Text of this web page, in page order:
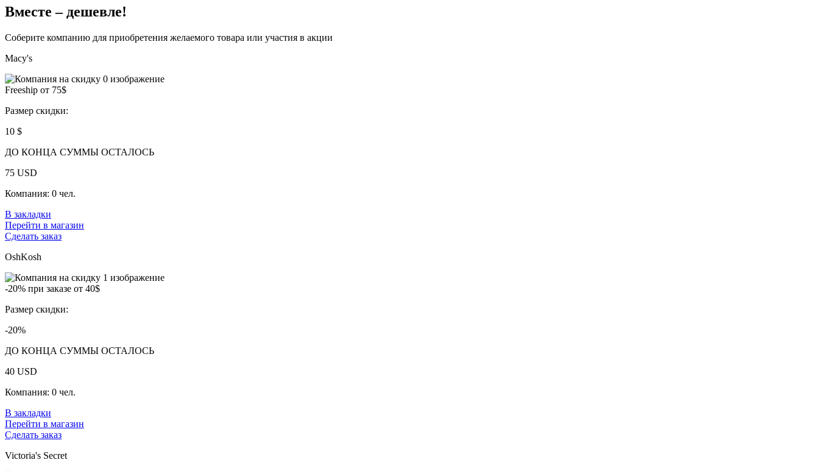
Вместе – дешевле!
Соберите компанию для приобретения желаемого товара или участия в акции
Macy's
Freeship от 75$
Размер скидки:
10 $
ДО КОНЦА СУММЫ ОСТАЛОСЬ
75 USD
Компания: 0 чел.
В закладки
Перейти в магазин
Сделать заказ
OshKosh
-20% при заказе от 40$
Размер скидки:
-20%
ДО КОНЦА СУММЫ ОСТАЛОСЬ
40 USD
Компания: 0 чел.
В закладки
Перейти в магазин
Сделать заказ
Victoria's Secret